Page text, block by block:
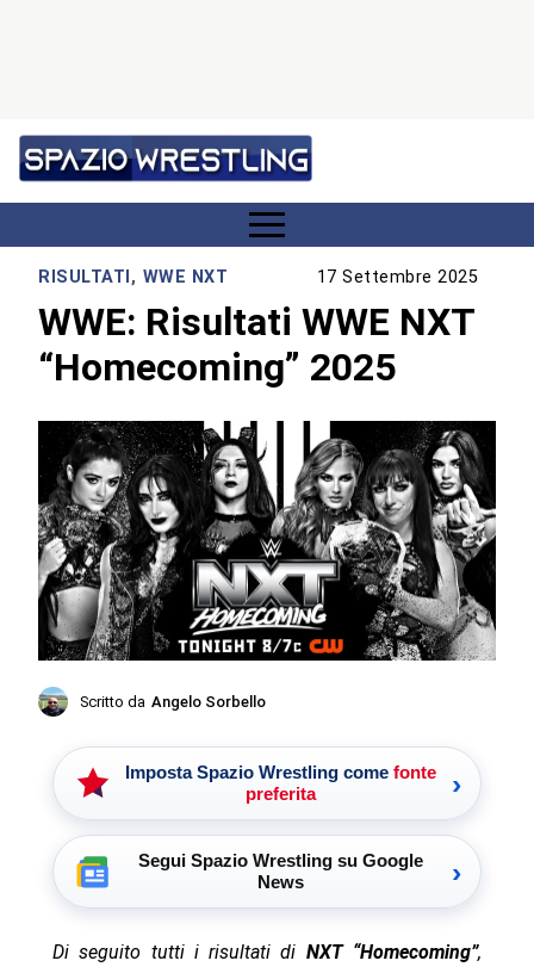
RISULTATI, WWE NXT 17 Settembre 2025
WWE: Risultati WWE NXT
“Homecoming” 2025
Scritto da Angelo Sorbello
Imposta Spazio Wrestling come fonte
preferita
›
Segui Spazio Wrestling su Google
News
›
Di seguito tutti i risultati di NXT “Homecoming”,